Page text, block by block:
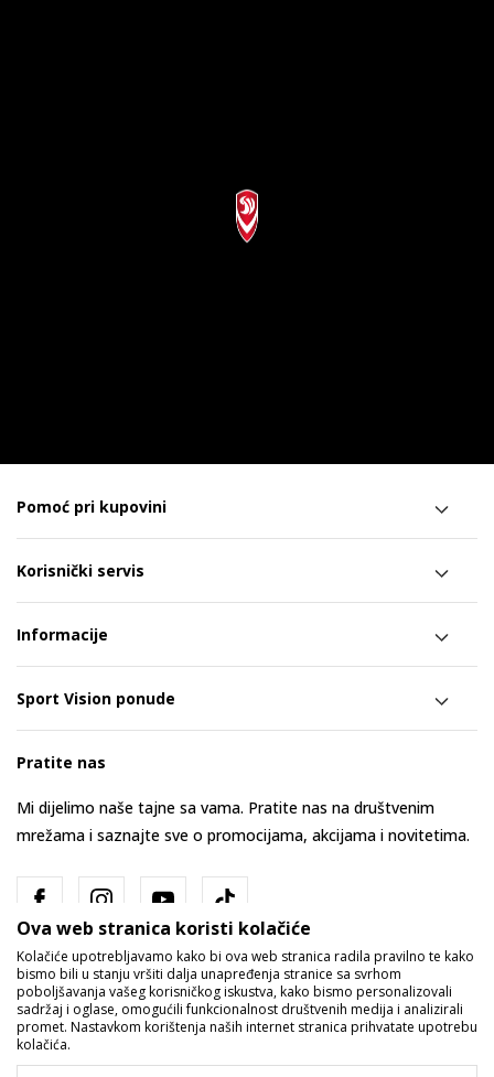
Pomoć pri kupovini
Korisnički servis
Informacije
Sport Vision ponude
Pratite nas
Mi dijelimo naše tajne sa vama. Pratite nas na društvenim
mrežama i saznajte sve o promocijama, akcijama i novitetima.
Bosna i Hercegovina Promijenite
Ova web stranica koristi kolačiće
Kolačiće upotrebljavamo kako bi ova web stranica radila pravilno te kako
bismo bili u stanju vršiti dalja unapređenja stranice sa svrhom
poboljšavanja vašeg korisničkog iskustva, kako bismo personalizovali
sadržaj i oglase, omogućili funkcionalnost društvenih medija i analizirali
promet. Nastavkom korištenja naših internet stranica prihvatate upotrebu
kolačića.